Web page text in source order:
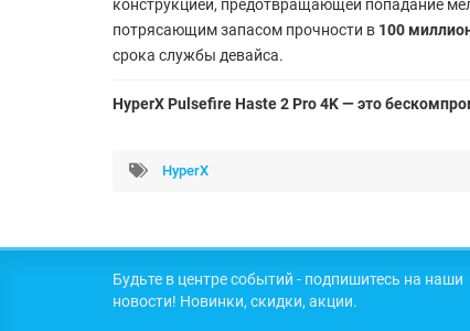
конструкцией, предотвращающей попадание
потрясающим запасом прочности в 100
срока службы девайса.
HyperX Pulsefire Haste 2 Pro 4K — это
HyperX
Будьте в центре событий - подпишитесь на наши
новости! Новинки, скидки, акции.